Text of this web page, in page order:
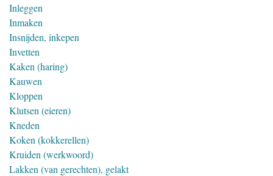
Inleggen
Inmaken
Insnijden, inkepen
Invetten
Kaken (haring)
Kauwen
Kloppen
Klutsen (eieren)
Kneden
Koken (kokkerellen)
Kruiden (werkwoord)
Lakken (van gerechten), gelakt